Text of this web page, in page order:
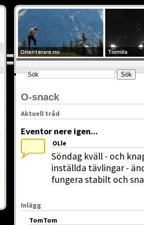
Orienterare.nu Tiomila
O-snack
Aktuell tråd
Eventor nere igen...
OLle
Söndag kväll - och
inställda tävlingar -
fungera stabilt och
Inlägg
TomTom